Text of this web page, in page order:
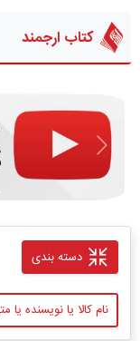
کتاب ارجمند
قبلی
دسته بندی